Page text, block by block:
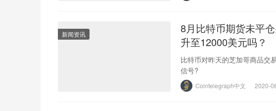
新闻资讯
8月比特币期货未平
升至12000美元吗？
比特币对昨天的芝加哥商品交
信号?
Cointelegraph中文 2020-